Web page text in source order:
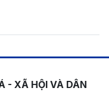
- XÃ HỘI VÀ DÂN